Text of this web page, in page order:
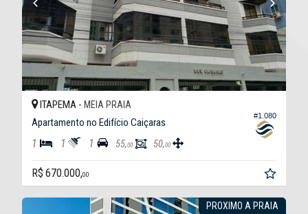
#1.080
ITAPEMA - MEIA PRAIA
Apartamento no Edifício Caiçaras
1 1 1 55,00 50,00
R$ 670.000,00
PROXIMO A PRAIA